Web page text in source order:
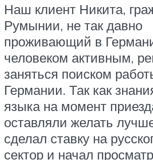
Наш клиент Никита,
Румынии, не так давно
проживающий в
человеком активным,
заняться поиском
Германии. Так как
языка на момент
оставляли желать
сделал ставку на
сектор и начал